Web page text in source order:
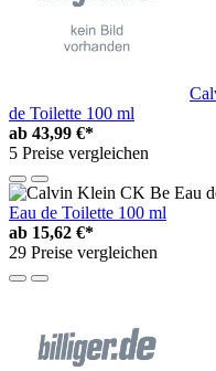
de Toilette 100 ml
ab 43,99 €*
5 Preise vergleichen
Eau de Toilette 100 ml
ab 15,62 €*
29 Preise vergleichen